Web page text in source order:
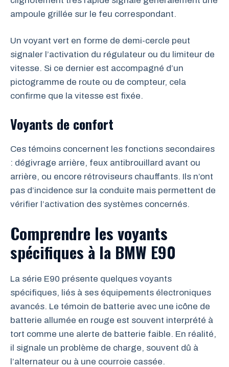
ampoule grillée sur le feu correspondant.
Un voyant vert en forme de demi-cercle peut
signaler l’activation du régulateur ou du limiteur de
vitesse. Si ce dernier est accompagné d’un
pictogramme de route ou de compteur, cela
confirme que la vitesse est fixée.
Voyants de confort
Ces témoins concernent les fonctions secondaires
: dégivrage arrière, feux antibrouillard avant ou
arrière, ou encore rétroviseurs chauffants. Ils n’ont
pas d’incidence sur la conduite mais permettent de
vérifier l’activation des systèmes concernés.
Comprendre les voyants
spécifiques à la BMW E90
La série E90 présente quelques voyants
spécifiques, liés à ses équipements électroniques
avancés. Le témoin de batterie avec une icône de
batterie allumée en rouge est souvent interprété à
tort comme une alerte de batterie faible. En réalité,
il signale un problème de charge, souvent dû à
l’alternateur ou à une courroie cassée.